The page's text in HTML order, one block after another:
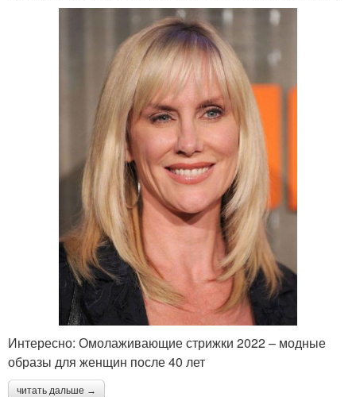
Интересно: Омолаживающие стрижки 2022 – модные
образы для женщин после 40 лет
читать дальше →